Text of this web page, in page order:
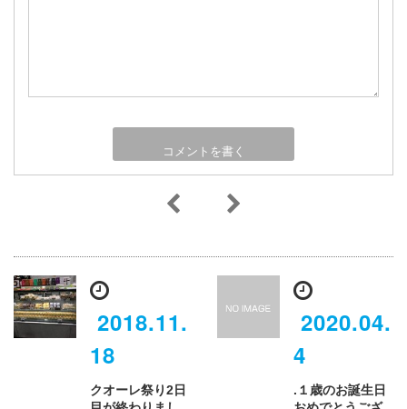
2018.11.
18
クオーレ祭り2日
2020.04.
4
.１歳のお誕生日